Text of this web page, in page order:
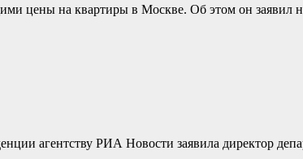
цены на квартиры в Москве. Об этом он заявил
агентству РИА Новости заявила директор